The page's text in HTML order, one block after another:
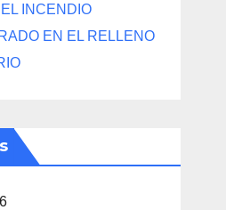
INCENDIO
EN EL RELLENO